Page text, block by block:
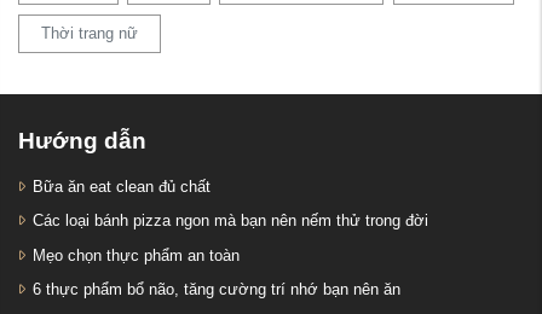
Thời trang nữ
Hướng dẫn
Bữa ăn eat clean đủ chất
Các loại bánh pizza ngon mà bạn nên nếm thử trong đời
Mẹo chọn thực phẩm an toàn
6 thực phẩm bổ não, tăng cường trí nhớ bạn nên ăn